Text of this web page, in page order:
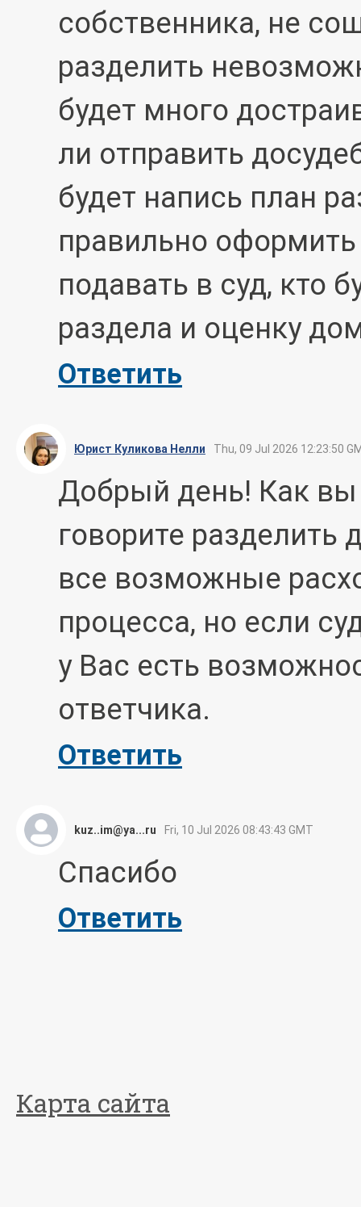
собственника, не
разделить
будет много
ли отправить
будет напись план
правильно
подавать в суд, кто
раздела и оценку
Ответить
Юрист Куликова Нелли Thu, 09 Jul 2026 12:23:50
Добрый день! Как вы
говорите
все возможные
процесса, но если
у Вас есть
ответчика.
Ответить
kuz..im@ya...ru Fri, 10 Jul 2026 08:43:43 GMT
Спасибо
Ответить
Карта сайта